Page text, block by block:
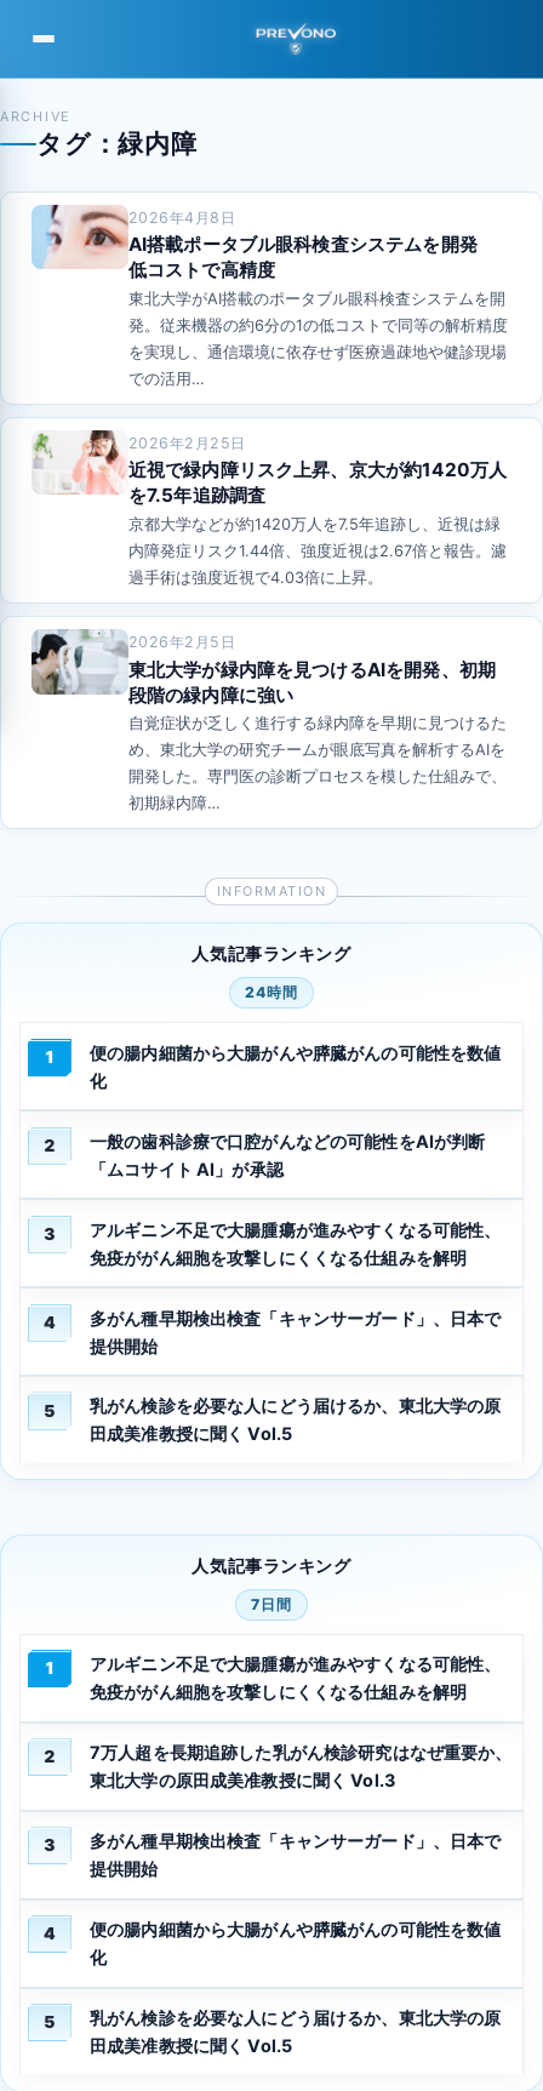
PREVONO
ARCHIVE
タグ：緑内障
2026年4月8日
AI搭載ポータブル眼科検査システムを開発
低コストで高精度
東北大学がAI搭載のポータブル眼科検査システムを開
発。従来機器の約6分の1の低コストで同等の解析精度
を実現し、通信環境に依存せず医療過疎地や健診現場
での活用…
2026年2月25日
近視で緑内障リスク上昇、京大が約1420万人
を7.5年追跡調査
京都大学などが約1420万人を7.5年追跡し、近視は緑
内障発症リスク1.44倍、強度近視は2.67倍と報告。濾
過手術は強度近視で4.03倍に上昇。
2026年2月5日
東北大学が緑内障を見つけるAIを開発、初期
段階の緑内障に強い
自覚症状が乏しく進行する緑内障を早期に見つけるた
め、東北大学の研究チームが眼底写真を解析するAIを
開発した。専門医の診断プロセスを模した仕組みで、
初期緑内障…
人気記事ランキング
24時間
1
便の腸内細菌から大腸がんや膵臓がんの可能性を数値
化
2
一般の歯科診療で口腔がんなどの可能性をAIが判断
「ムコサイト AI」が承認
3
アルギニン不足で大腸腫瘍が進みやすくなる可能性、
免疫ががん細胞を攻撃しにくくなる仕組みを解明
4
多がん種早期検出検査「キャンサーガード」、日本で
提供開始
5
乳がん検診を必要な人にどう届けるか、東北大学の原
田成美准教授に聞く Vol.5
人気記事ランキング
7日間
1
アルギニン不足で大腸腫瘍が進みやすくなる可能性、
免疫ががん細胞を攻撃しにくくなる仕組みを解明
2
7万人超を長期追跡した乳がん検診研究はなぜ重要か、
東北大学の原田成美准教授に聞く Vol.3
3
多がん種早期検出検査「キャンサーガード」、日本で
提供開始
4
便の腸内細菌から大腸がんや膵臓がんの可能性を数値
化
5
乳がん検診を必要な人にどう届けるか、東北大学の原
田成美准教授に聞く Vol.5